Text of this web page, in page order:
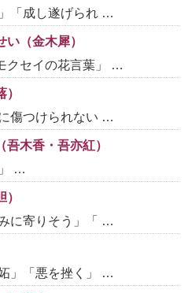
「成し遂げられ …
（金木犀）
クセイの花言葉」 …
傷つけられない …
木香・吾亦紅）
…
に寄りそう」「 …
」「悪を挫く」 …